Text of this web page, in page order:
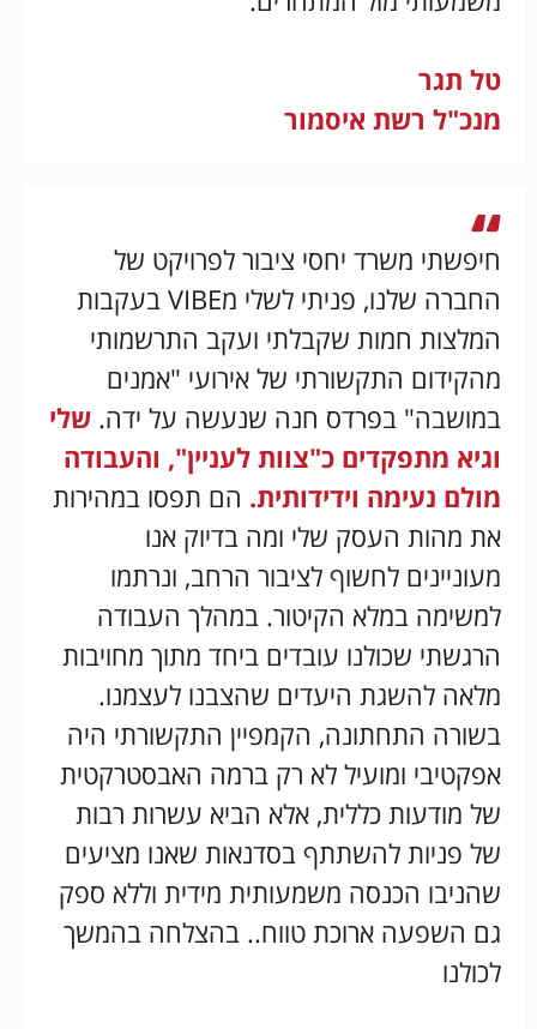
טל תגר
מנכ"ל רשת איסמור
חיפשתי משרד יחסי ציבור לפרויקט של
החברה שלנו, פניתי לשלי מVIBE בעקבות
המלצות חמות שקבלתי ועקב התרשמותי
מהקידום התקשורתי של אירועי "אמנים
במושבה" בפרדס חנה שנעשה על ידה. שלי
וגיא מתפקדים כ"צוות לעניין", והעבודה
מולם נעימה וידידותית. הם תפסו במהירות
את מהות העסק שלי ומה בדיוק אנו
מעוניינים לחשוף לציבור הרחב, ונרתמו
למשימה במלא הקיטור. במהלך העבודה
הרגשתי שכולנו עובדים ביחד מתוך מחויבות
מלאה להשגת היעדים שהצבנו לעצמנו.
בשורה התחתונה, הקמפיין התקשורתי היה
אפקטיבי ומועיל לא רק ברמה האבסטרקטית
של מודעות כללית, אלא הביא עשרות רבות
של פניות להשתתף בסדנאות שאנו מציעים
שהניבו הכנסה משמעותית מידית וללא ספק
גם השפעה ארוכת טווח.. בהצלחה בהמשך
לכולנו